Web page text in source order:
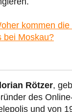
kommen
bei Moskau?
Rötzer,
des
und von